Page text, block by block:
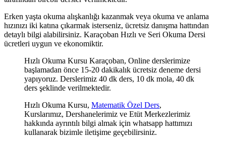
Erken yaşta okuma alışkanlığı kazanmak veya okuma ve anlama
hızınızı iki katına çıkarmak isterseniz, ücretsiz danışma hattından
detaylı bilgi alabilirsiniz. Karaçoban Hızlı ve Seri Okuma Dersi
ücretleri uygun ve ekonomiktir.
Hızlı Okuma Kursu Karaçoban, Online derslerimize
başlamadan önce 15-20 dakikalık ücretsiz deneme dersi
yapıyoruz. Derslerimiz 40 dk ders, 10 dk mola, 40 dk
ders şeklinde verilmektedir.
Hızlı Okuma Kursu, Matematik Özel Ders,
Kurslarımız, Dershanelerimiz ve Etüt Merkezlerimiz
hakkında ayrıntılı bilgi almak için whatsapp hattımızı
kullanarak bizimle iletişime geçebilirsiniz.